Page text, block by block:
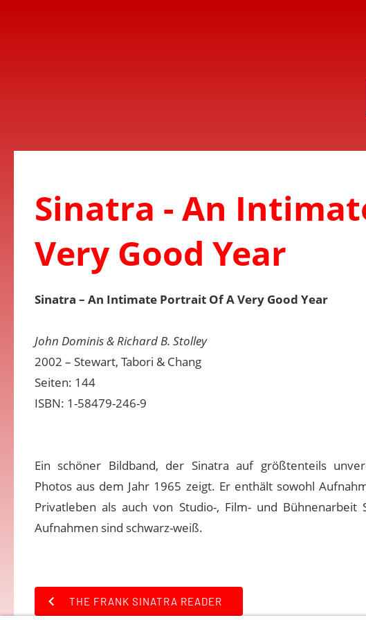
Sinatra - An
Very Good Year
Sinatra – An Intimate Portrait Of A Very Good Year
John Dominis & Richard B. Stolley
2002 – Stewart, Tabori & Chang
Seiten: 144
ISBN: 1-58479-246-9
Ein schöner Bildband, der Sinatra auf größtenteils
Photos aus dem Jahr 1965 zeigt. Er enthält sowohl
Privatleben als auch von Studio-, Film- und Bühnenarbeit
Aufnahmen sind schwarz-weiß.
THE FRANK SINATRA READER